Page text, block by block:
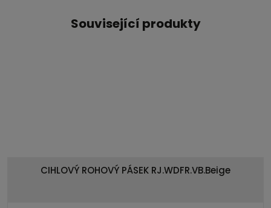
Související produkty
CIHLOVÝ ROHOVÝ PÁSEK RJ.WDFR.VB.Beige